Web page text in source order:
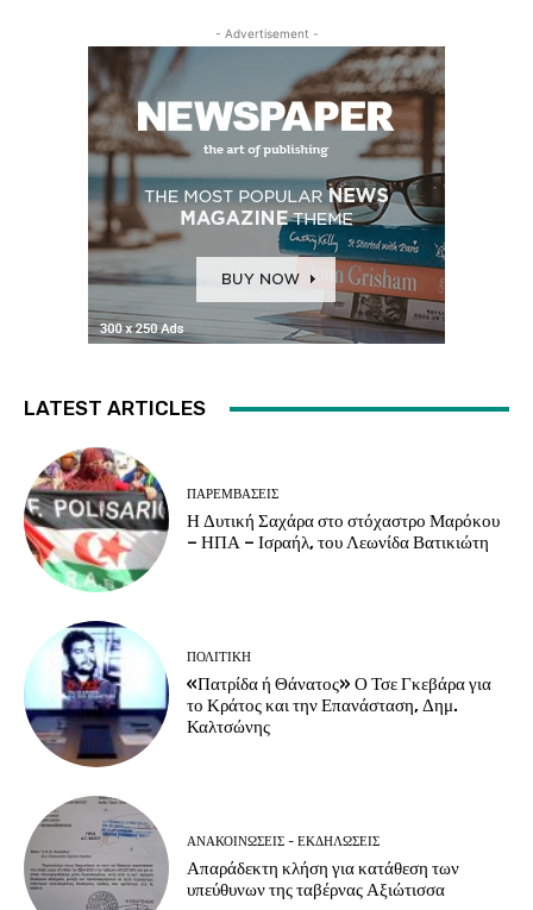
- Advertisement -
LATEST ARTICLES
ΠΑΡΕΜΒΑΣΕΙΣ
Η Δυτική Σαχάρα στο στόχαστρο Μαρόκου
– ΗΠΑ – Ισραήλ, του Λεωνίδα Βατικιώτη
ΠΟΛΙΤΙΚΗ
«Πατρίδα ή Θάνατος» Ο Τσε Γκεβάρα για
το Κράτος και την Επανάσταση, Δημ.
Καλτσώνης
ΑΝΑΚΟΙΝΩΣΕΙΣ - ΕΚΔΗΛΩΣΕΙΣ
Απαράδεκτη κλήση για κατάθεση των
υπεύθυνων της ταβέρνας Αξιώτισσα